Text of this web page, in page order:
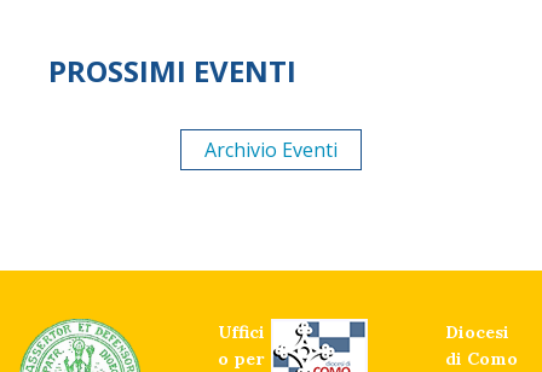
PROSSIMI EVENTI
Archivio Eventi
Uffici
o per
Diocesi
di Como